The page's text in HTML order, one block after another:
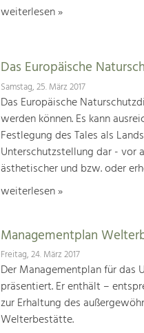
weiterlesen »
Das Europäische
Samstag, 25. März 2017
Das Europäische
werden können. Es kann
Festlegung des Tales als
Unterschutzstellung dar - vor
ästhetischer und bzw. oder
weiterlesen »
Managementplan
Freitag, 24. März 2017
Der Managementplan für das
präsentiert. Er enthält –
zur Erhaltung des
Welterbestätte.